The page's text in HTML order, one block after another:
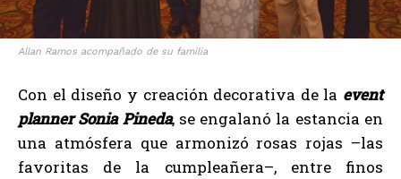
Allan Ramos acompañado de su familia
Con el diseño y creación decorativa de la event
planner Sonia Pineda, se engalanó la estancia en
una atmósfera que armonizó rosas rojas –las
favoritas de la cumpleañera–, entre finos